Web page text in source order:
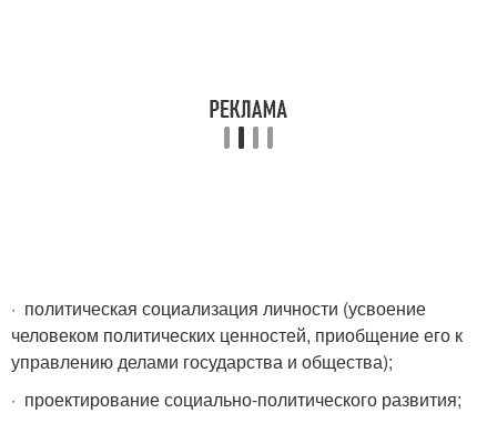
· политическая социализация личности (усвоение
человеком политических ценностей, приобщение его к
управлению делами государства и общества);
· проектирование социально-политического развития;